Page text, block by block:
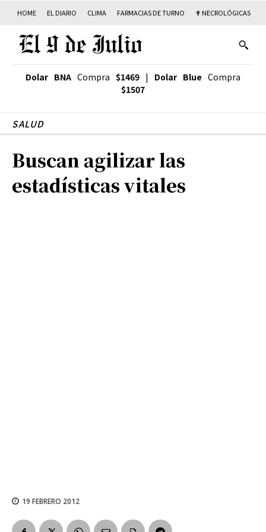
HOME EL DIARIO CLIMA FARMACIAS DE TURNO ✟ NECROLÓGICAS
Dolar BNA Compra $1469 | Dolar Blue Compra
$1507
SALUD
Buscan agilizar las
estadísticas vitales
19 FEBRERO 2012